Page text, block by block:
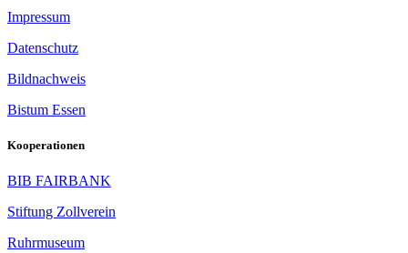
Impressum
Datenschutz
Bildnachweis
Bistum Essen
Kooperationen
BIB FAIRBANK
Stiftung Zollverein
Ruhrmuseum